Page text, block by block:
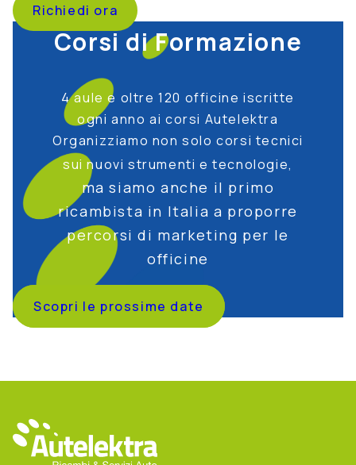
Richiedi ora
Corsi di Formazione
4 aule e oltre 120 officine iscritte
ogni anno ai corsi Autelektra
Organizziamo non solo corsi tecnici
sui nuovi strumenti e tecnologie,
ma siamo anche il primo
ricambista in Italia a proporre
percorsi di marketing per le
officine
Scopri le prossime date